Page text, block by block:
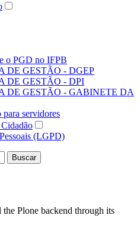
o PGD no IFPB
DE GESTÃO - DGEP
DE GESTÃO - DPI
DE GESTÃO - GABINETE DA
servidores
(LGPD)
Buscar
the Plone backend through its